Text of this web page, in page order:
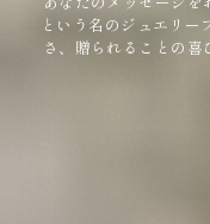
という名のジュエリー
さ、贈られることの